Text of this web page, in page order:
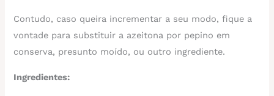
Contudo, caso queira incrementar a seu modo, fique a
vontade para substituir a azeitona por pepino em
conserva, presunto moído, ou outro ingrediente.
Ingredientes: